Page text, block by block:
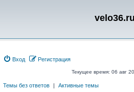
velo36.ru
Вход Регистрация
Текущее время: 06 авг
Темы без ответов | Активные темы